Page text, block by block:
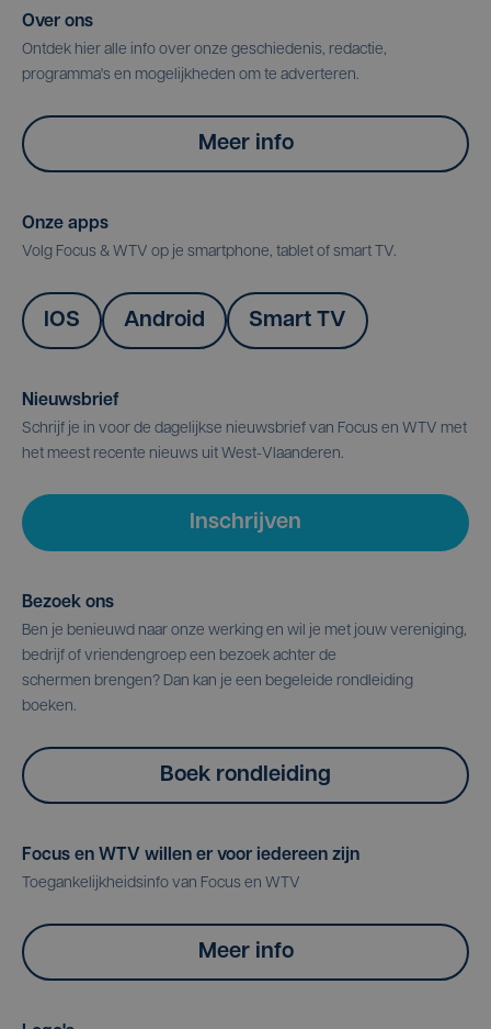
Over ons
Ontdek hier alle info over onze geschiedenis, redactie,
programma's en mogelijkheden om te adverteren.
Meer info
Onze apps
Volg Focus & WTV op je smartphone, tablet of smart TV.
IOS Android Smart TV
Nieuwsbrief
Schrijf je in voor de dagelijkse nieuwsbrief van Focus en WTV met
het meest recente nieuws uit West-Vlaanderen.
Inschrijven
Bezoek ons
Ben je benieuwd naar onze werking en wil je met jouw vereniging,
bedrijf of vriendengroep een bezoek achter de
schermen brengen? Dan kan je een begeleide rondleiding
boeken.
Boek rondleiding
Focus en WTV willen er voor iedereen zijn
Toegankelijkheidsinfo van Focus en WTV
Meer info